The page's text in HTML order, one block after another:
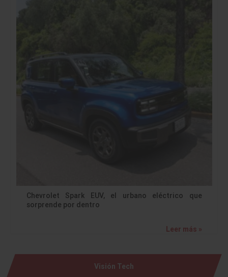
Chevrolet Spark EUV, el urbano eléctrico que
sorprende por dentro
Leer más »
Visión Tech